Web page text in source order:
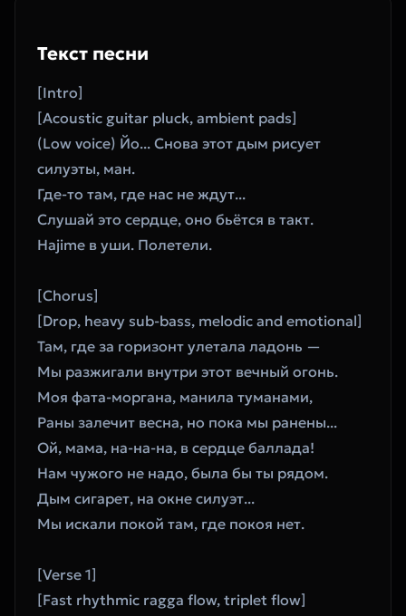
Текст песни
[Intro]
[Acoustic guitar pluck, ambient pads]
(Low voice) Йо... Снова этот дым рисует
силуэты, ман.
Где-то там, где нас не ждут...
Слушай это сердце, оно бьётся в такт.
Hajime в уши. Полетели.
[Chorus]
[Drop, heavy sub-bass, melodic and emotional]
Там, где за горизонт улетала ладонь —
Мы разжигали внутри этот вечный огонь.
Моя фата-моргана, манила туманами,
Раны залечит весна, но пока мы ранены...
Ой, мама, на-на-на, в сердце баллада!
Нам чужого не надо, была бы ты рядом.
Дым сигарет, на окне силуэт...
Мы искали покой там, где покоя нет.
[Verse 1]
[Fast rhythmic ragga flow, triplet flow]